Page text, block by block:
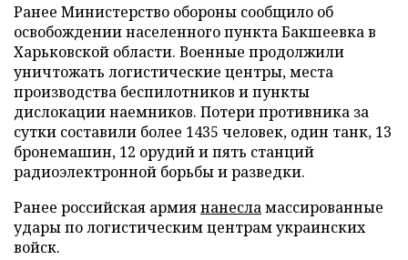
Ранее Министерство обороны сообщило об
освобождении населенного пункта Бакшеевка в
Харьковской области. Военные продолжили
уничтожать логистические центры, места
производства беспилотников и пункты
дислокации наемников. Потери противника за
сутки составили более 1435 человек, один танк, 13
бронемашин, 12 орудий и пять станций
радиоэлектронной борьбы и разведки.
Ранее российская армиянанесламассированные
удары по логистическим центрам украинских
войск.